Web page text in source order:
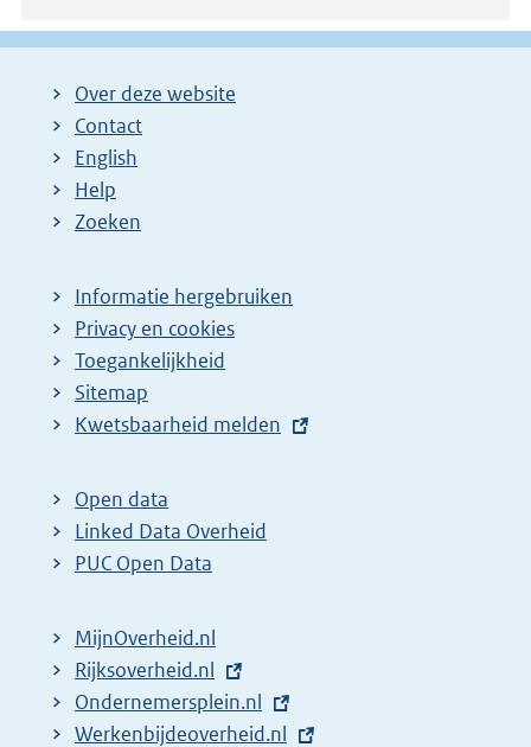
k
Over deze website
Contact
English
Help
Zoeken
Informatie hergebruiken
Privacy en cookies
Toegankelijkheid
Sitemap
E
t
e
r
l
i
n
Kwetsbaarheid melden
Open data
Linked Data Overheid
PUC Open Data
MijnOverheid.nl
E
x
t
Rijksoverheid.nl
E
x
Ondernemersplein.nl
E
Werkenbijdeoverheid.nl